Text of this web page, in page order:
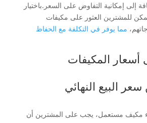
إلى إمكانية التفاوض على السعر.باختيار
للمشترين العثور على مكيفات
مما يوفر في التكلفة مع الحفاظ
أسعار المكيفات
البيع النهائي
مكيف مستعمل، يجب على المشترين أن